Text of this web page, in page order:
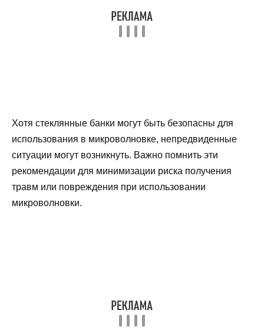
Хотя стеклянные банки могут быть безопасны для
использования в микроволновке, непредвиденные
ситуации могут возникнуть. Важно помнить эти
рекомендации для минимизации риска получения
травм или повреждения при использовании
микроволновки.